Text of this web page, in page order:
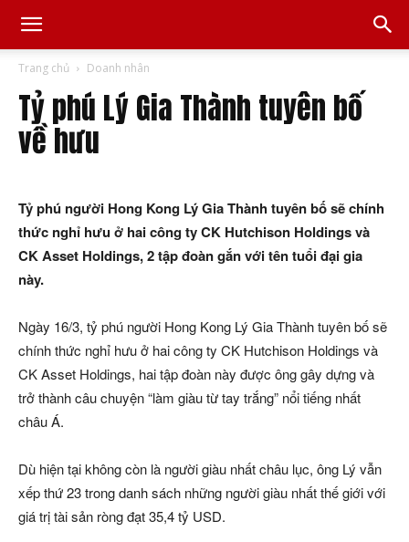
Trang chủ Doanh nhân
Tỷ phú Lý Gia Thành tuyên bố
về hưu
Tỷ phú người Hong Kong Lý Gia Thành tuyên bố sẽ chính
thức nghỉ hưu ở hai công ty CK Hutchison Holdings và
CK Asset Holdings, 2 tập đoàn gắn với tên tuổi đại gia
này.
Ngày 16/3, tỷ phú người Hong Kong Lý Gia Thành tuyên bố sẽ
chính thức nghỉ hưu ở hai công ty CK Hutchison Holdings và
CK Asset Holdings, hai tập đoàn này được ông gây dựng và
trở thành câu chuyện “làm giàu từ tay trắng” nổi tiếng nhất
châu Á.
Dù hiện tại không còn là người giàu nhất châu lục, ông Lý vẫn
xếp thứ 23 trong danh sách những người giàu nhất thế giới với
giá trị tài sản ròng đạt 35,4 tỷ USD.